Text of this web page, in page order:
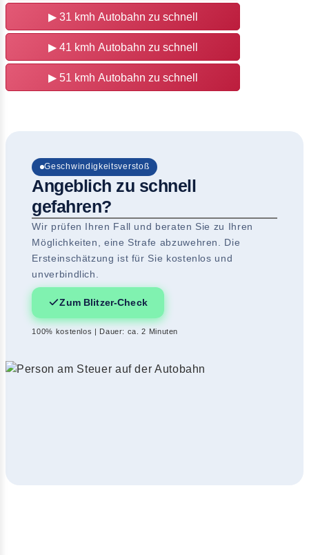
▶31 kmh Autobahn zu schnell
▶41 kmh Autobahn zu schnell
▶51 kmh Autobahn zu schnell
Geschwindigkeitsverstoß
Angeblich zu schnell
gefahren?
Wir prüfen Ihren Fall und beraten Sie zu Ihren
Möglichkeiten, eine Strafe abzuwehren. Die
Ersteinschätzung ist für Sie kostenlos und
unverbindlich.
Zum Blitzer-Check
100% kostenlos | Dauer: ca. 2 Minuten